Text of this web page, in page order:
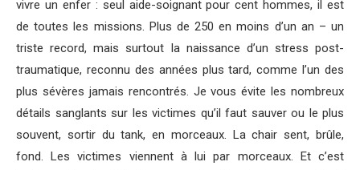
vivre un enfer : seul aide-soignant pour cent hommes, il est
de toutes les missions. Plus de 250 en moins d’un an – un
triste record, mais surtout la naissance d’un stress post-
traumatique, reconnu des années plus tard, comme l’un des
plus sévères jamais rencontrés. Je vous évite les nombreux
détails sanglants sur les victimes qu’il faut sauver ou le plus
souvent, sortir du tank, en morceaux. La chair sent, brûle,
fond. Les victimes viennent à lui par morceaux. Et c’est